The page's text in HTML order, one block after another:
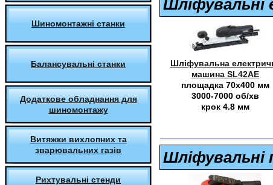
Шиномонтажні станки
Балансувальні станки
Додаткове обладнання для
шиномонтажу
Витяжки вихлопних та
зварювальних газів
Рихтувальні стенди
Шліфувальна
машина SL42AE
площадка 70х400 мм
3000-7000 об/хв
крок 4.8 мм
Шліфувальні